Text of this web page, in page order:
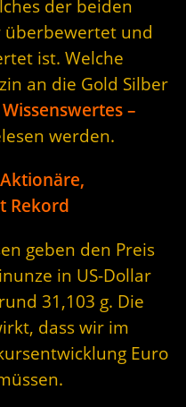
der beiden
überbewertet und
ist. Welche
an die Gold Silber
Wissenswertes –
werden.
Rekord
geben den Preis
in US-Dollar
31,103 g. Die
dass wir im
Euro